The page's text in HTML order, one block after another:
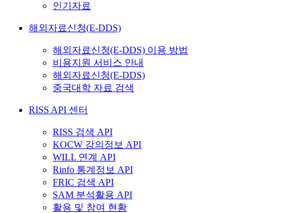
인기자료
해외자료신청(E-DDS)
해외자료신청(E-DDS) 이용 방법
비용지원 서비스 안내
해외자료신청(E-DDS)
중국대학 자료 검색
RISS API 센터
RISS 검색 API
KOCW 강의정보 API
WILL 연계 API
Rinfo 통계정보 API
FRIC 검색 API
SAM 분석활용 API
활용 및 참여 현황